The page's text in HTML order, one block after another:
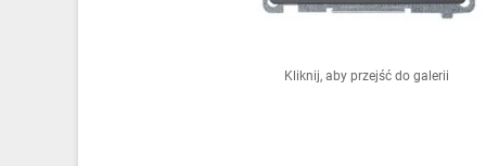
Kliknij, aby przejść do galerii